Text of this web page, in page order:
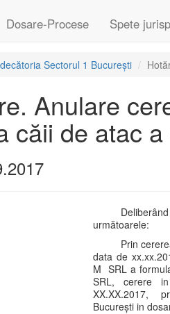
Dosare-Procese Spete
Sectorul 1 București
Anulare
căii de atac
următoarele:
Prin
data de
M SRL a
SRL, cerere
XX.XX.2017,
București in